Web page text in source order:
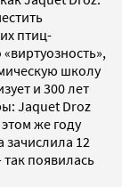
птиц-
школу
и 300 лет
Jaquet Droz
же году
12
появилась